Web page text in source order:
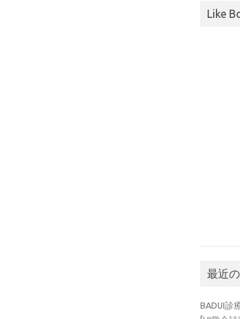
Like
最近
BADUI診